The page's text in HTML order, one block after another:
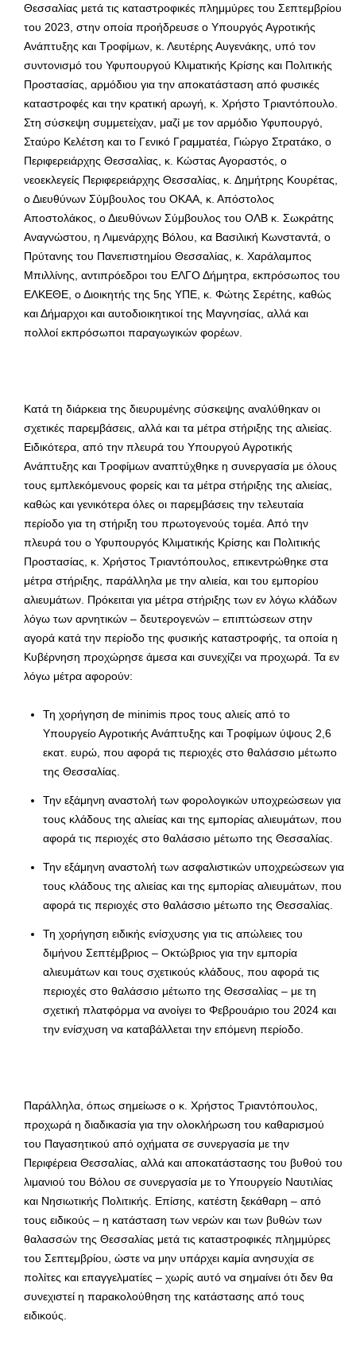
Θεσσαλίας μετά τις καταστροφικές πλημμύρες του Σεπτεμβρίου
του 2023, στην οποία προήδρευσε ο Υπουργός Αγροτικής
Ανάπτυξης και Τροφίμων, κ. Λευτέρης Αυγενάκης, υπό τον
συντονισμό του Υφυπουργού Κλιματικής Κρίσης και Πολιτικής
Προστασίας, αρμόδιου για την αποκατάσταση από φυσικές
καταστροφές και την κρατική αρωγή, κ. Χρήστο Τριαντόπουλο.
Στη σύσκεψη συμμετείχαν, μαζί με τον αρμόδιο Υφυπουργό,
Σταύρο Κελέτση και το Γενικό Γραμματέα, Γιώργο Στρατάκο, ο
Περιφερειάρχης Θεσσαλίας, κ. Κώστας Αγοραστός, ο
νεοεκλεγείς Περιφερειάρχης Θεσσαλίας, κ. Δημήτρης Κουρέτας,
ο Διευθύνων Σύμβουλος του ΟΚΑΑ, κ. Απόστολος
Αποστολάκος, ο Διευθύνων Σύμβουλος του ΟΛΒ κ. Σωκράτης
Αναγνώστου, η Λιμενάρχης Βόλου, κα Βασιλική Κωνσταντά, ο
Πρύτανης του Πανεπιστημίου Θεσσαλίας, κ. Χαράλαμπος
Μπιλλίνης, αντιπρόεδροι του ΕΛΓΟ Δήμητρα, εκπρόσωπος του
ΕΛΚΕΘΕ, ο Διοικητής της 5ης ΥΠΕ, κ. Φώτης Σερέτης, καθώς
και Δήμαρχοι και αυτοδιοικητικοί της Μαγνησίας, αλλά και
πολλοί εκπρόσωποι παραγωγικών φορέων.
Κατά τη διάρκεια της διευρυμένης σύσκεψης αναλύθηκαν οι
σχετικές παρεμβάσεις, αλλά και τα μέτρα στήριξης της αλιείας.
Ειδικότερα, από την πλευρά του Υπουργού Αγροτικής
Ανάπτυξης και Τροφίμων αναπτύχθηκε η συνεργασία με όλους
τους εμπλεκόμενους φορείς και τα μέτρα στήριξης της αλιείας,
καθώς και γενικότερα όλες οι παρεμβάσεις την τελευταία
περίοδο για τη στήριξη του πρωτογενούς τομέα. Από την
πλευρά του ο Υφυπουργός Κλιματικής Κρίσης και Πολιτικής
Προστασίας, κ. Χρήστος Τριαντόπουλος, επικεντρώθηκε στα
μέτρα στήριξης, παράλληλα με την αλιεία, και του εμπορίου
αλιευμάτων. Πρόκειται για μέτρα στήριξης των εν λόγω κλάδων
λόγω των αρνητικών – δευτερογενών – επιπτώσεων στην
αγορά κατά την περίοδο της φυσικής καταστροφής, τα οποία η
Κυβέρνηση προχώρησε άμεσα και συνεχίζει να προχωρά. Τα εν
λόγω μέτρα αφορούν:
Τη χορήγηση de minimis προς τους αλιείς από το
Υπουργείο Αγροτικής Ανάπτυξης και Τροφίμων ύψους 2,6
εκατ. ευρώ, που αφορά τις περιοχές στο θαλάσσιο μέτωπο
της Θεσσαλίας.
Την εξάμηνη αναστολή των φορολογικών υποχρεώσεων για
τους κλάδους της αλιείας και της εμπορίας αλιευμάτων, που
αφορά τις περιοχές στο θαλάσσιο μέτωπο της Θεσσαλίας.
Την εξάμηνη αναστολή των ασφαλιστικών υποχρεώσεων για
τους κλάδους της αλιείας και της εμπορίας αλιευμάτων, που
αφορά τις περιοχές στο θαλάσσιο μέτωπο της Θεσσαλίας.
Τη χορήγηση ειδικής ενίσχυσης για τις απώλειες του
διμήνου Σεπτέμβριος – Οκτώβριος για την εμπορία
αλιευμάτων και τους σχετικούς κλάδους, που αφορά τις
περιοχές στο θαλάσσιο μέτωπο της Θεσσαλίας – με τη
σχετική πλατφόρμα να ανοίγει το Φεβρουάριο του 2024 και
την ενίσχυση να καταβάλλεται την επόμενη περίοδο.
Παράλληλα, όπως σημείωσε ο κ. Χρήστος Τριαντόπουλος,
προχωρά η διαδικασία για την ολοκλήρωση του καθαρισμού
του Παγασητικού από οχήματα σε συνεργασία με την
Περιφέρεια Θεσσαλίας, αλλά και αποκατάστασης του βυθού του
λιμανιού του Βόλου σε συνεργασία με το Υπουργείο Ναυτιλίας
και Νησιωτικής Πολιτικής. Επίσης, κατέστη ξεκάθαρη – από
τους ειδικούς – η κατάσταση των νερών και των βυθών των
θαλασσών της Θεσσαλίας μετά τις καταστροφικές πλημμύρες
του Σεπτεμβρίου, ώστε να μην υπάρχει καμία ανησυχία σε
πολίτες και επαγγελματίες – χωρίς αυτό να σημαίνει ότι δεν θα
συνεχιστεί η παρακολούθηση της κατάστασης από τους
ειδικούς.